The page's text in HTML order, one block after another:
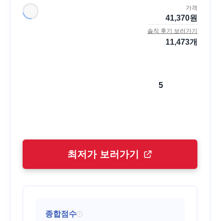
가격
41,370원
솔직 후기 보러가기
11,473개
5
최저가 보러가기
종합점수 i